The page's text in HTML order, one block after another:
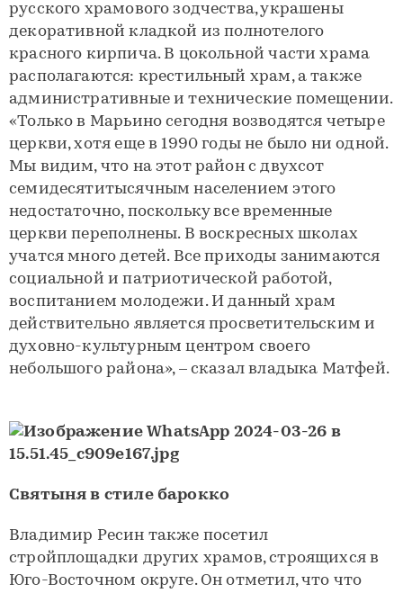
русского храмового зодчества, украшены
декоративной кладкой из полнотелого
красного кирпича. В цокольной части храма
располагаются: крестильный храм, а также
административные и технические помещении.
«Только в Марьино сегодня возводятся четыре
церкви, хотя еще в 1990 годы не было ни одной.
Мы видим, что на этот район с двухсот
семидесятитысячным населением этого
недостаточно, поскольку все временные
церкви переполнены. В воскресных школах
учатся много детей. Все приходы занимаются
социальной и патриотической работой,
воспитанием молодежи. И данный храм
действительно является просветительским и
духовно-культурным центром своего
небольшого района», – сказал владыка Матфей.
Святыня в стиле барокко
Владимир Ресин также посетил
стройплощадки других храмов, строящихся в
Юго-Восточном округе. Он отметил, что что